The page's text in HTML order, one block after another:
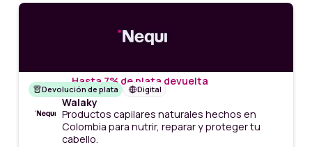
Hasta 7% de plata devuelta
Devolución de plata Digital
Walaky
Productos capilares naturales hechos en
Colombia para nutrir, reparar y proteger tu
cabello.